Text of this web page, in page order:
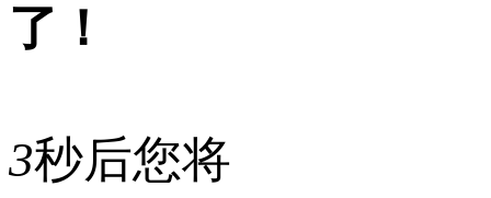
了！
3秒后您将